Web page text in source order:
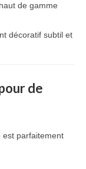
de gamme
décoratif subtil et
de
est parfaitement